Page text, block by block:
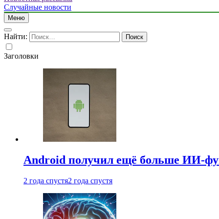
Случайные новости
Меню
Найти:
Заголовки
Android получил ещё больше ИИ-
2 года спустя2 года спустя